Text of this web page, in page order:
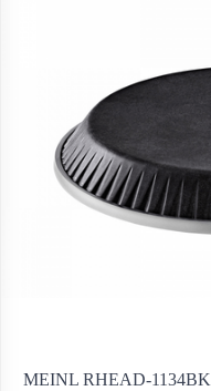
MEINL RHEAD-1134BK